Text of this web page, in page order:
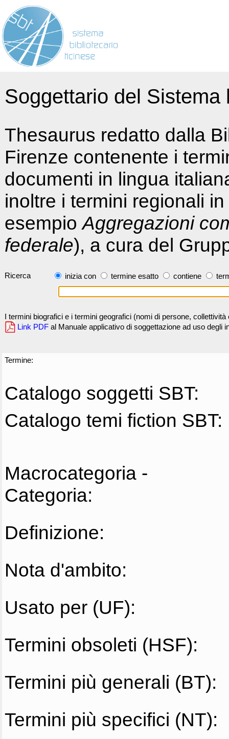
Soggettario del
Thesaurus redatto dalla
Firenze contenente i
documenti in lingua
inoltre i termini regionali
esempioAggregazioni
federale), a cura del
Ricerca inizia con termine esatto contiene
I termini biografici e i termini geografici (nomi di persone,
Link PDF al Manuale applicativo di soggettazione ad uso degli
Termine:
Catalogo soggetti SBT:
Catalogo temi fiction SBT:
Macrocategoria -
Categoria:
Definizione:
Nota d'ambito:
Usato per (UF):
Termini obsoleti (HSF):
Termini più generali (BT):
Termini più specifici (NT):